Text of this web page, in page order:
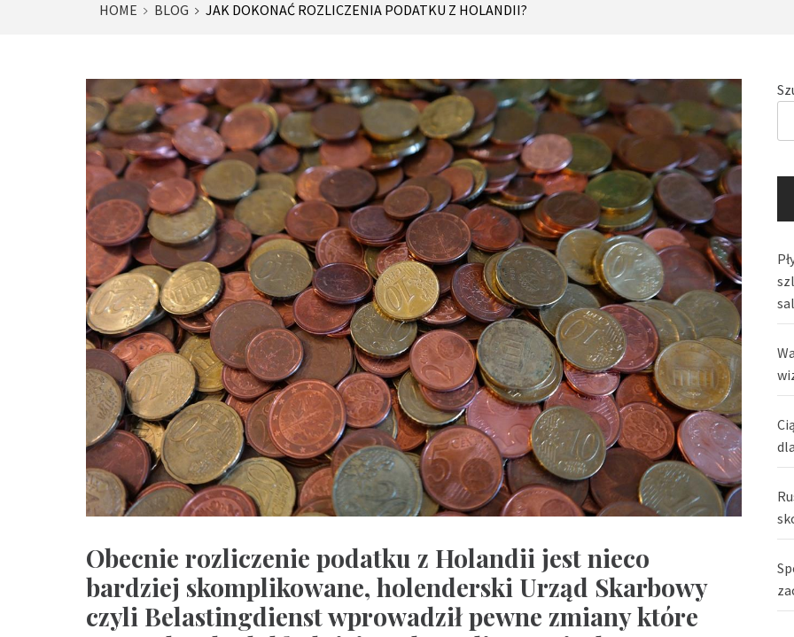
HOME BLOG JAK DOKONAĆ ROZLICZENIA PODATKU Z HOLANDII?
Obecnie rozliczenie podatku z Holandii jest nieco
bardziej skomplikowane, holenderski Urząd Skarbowy
czyli Belastingdienst wprowadził pewne zmiany które